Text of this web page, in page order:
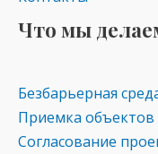
Что мы
Безбарьерная
Приемка объектов
Согласование